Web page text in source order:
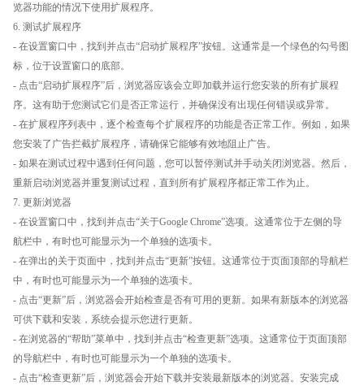
览器功能的情况下使用扩展程序。
6. 测试扩展程序
- 在设置窗口中，找到并点击“启动扩展程序”按钮。这通常是一个绿色的勾号图
标，位于设置窗口的底部。
- 点击“启动扩展程序”后，浏览器应该会立即加载并运行您安装的所有扩展程
序。这有助于您测试它们是否正常运行，并确保没有出现任何错误或异常。
- 在扩展程序列表中，逐个检查每个扩展程序的功能是否正常工作。例如，如果
您安装了广告拦截扩展程序，请确保它能够有效地阻止广告。
- 如果在测试过程中遇到任何问题，您可以暂停测试并手动关闭浏览器。然后，
重新启动浏览器并重复测试过程，直到所有扩展程序都正常工作为止。
7. 更新浏览器
- 在设置窗口中，找到并点击“关于Google Chrome”选项。这通常位于左侧的导
航栏中，有时也可能显示为一个单独的选项卡。
- 在弹出的关于页面中，找到并点击“更新”按钮。这通常位于页面顶部的导航栏
中，有时也可能显示为一个单独的选项卡。
- 点击“更新”后，浏览器会开始检查是否有可用的更新。如果有新版本的浏览器
可供下载和安装，系统会提示您进行更新。
- 在浏览器的“帮助”菜单中，找到并点击“检查更新”选项。这通常位于页面顶部
的导航栏中，有时也可能显示为一个单独的选项卡。
- 点击“检查更新”后，浏览器会开始下载并安装最新版本的浏览器。安装完成